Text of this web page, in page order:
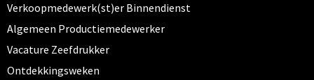
Verkoopmedewerk(st)er Binnendienst
Algemeen Productiemedewerker
Vacature Zeefdrukker
Ontdekkingsweken